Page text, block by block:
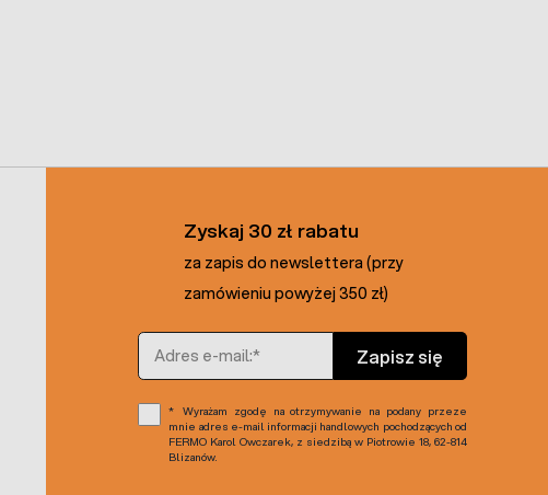
Zyskaj 30 zł rabatu
za zapis do newslettera (przy
zamówieniu powyżej 350 zł)
Adres e-mail
Zapisz się
Wyrażam zgodę na otrzymywanie na podany przeze
mnie adres e-mail informacji handlowych pochodzących od
FERMO Karol Owczarek, z siedzibą w Piotrowie 18, 62-814
Blizanów.